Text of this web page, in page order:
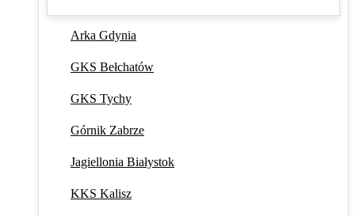
Arka Gdynia
GKS Bełchatów
GKS Tychy
Górnik Zabrze
Jagiellonia Białystok
KKS Kalisz